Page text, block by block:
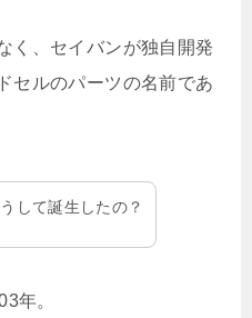
く、セイバンが独自開発
セルのパーツの名前であ
して誕生したの？
年。